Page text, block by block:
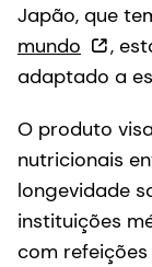
Japão, que
mundo
,
adaptado a
O produto
nutricionais
longevidade
instituições
com